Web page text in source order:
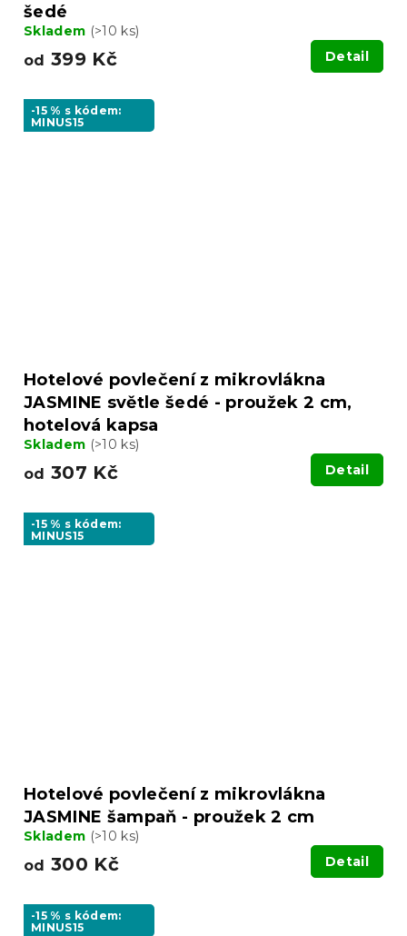
šedé
Skladem (>10 ks)
od 399 Kč Detail
-15 % s kódem:
MINUS15
Hotelové povlečení z mikrovlákna
JASMINE světle šedé - proužek 2 cm,
hotelová kapsa
Skladem (>10 ks)
od 307 Kč Detail
-15 % s kódem:
MINUS15
Hotelové povlečení z mikrovlákna
JASMINE šampaň - proužek 2 cm
Skladem (>10 ks)
od 300 Kč Detail
-15 % s kódem:
MINUS15